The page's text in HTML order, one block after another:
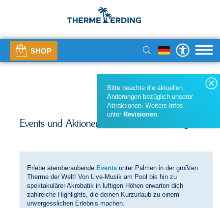
SHOP
Bitte beachte die aktuellen
Änderungen bezüglich unserer
Attraktionen. Weitere Infos
unter Revisionen.
Events und Aktionen in der Therme Erding
Um das Video zu sehen, aktivieren Sie bitte die Marketing-Cookies.
Erlebe atemberaubende Events unter Palmen in der größten
Therme der Welt! Von Live-Musik am Pool bis hin zu
spektakulärer Akrobatik in luftigen Höhen erwarten dich
zahlreiche Highlights, die deinen Kurzurlaub zu einem
unvergesslichen Erlebnis machen.